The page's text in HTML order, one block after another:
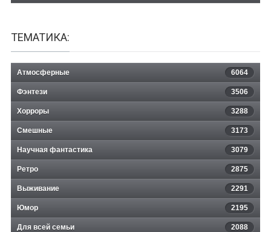
ТЕМАТИКА:
Атмосферные 6064
Фэнтези 3506
Хорроры 3288
Смешные 3173
Научная фантастика 3079
Ретро 2875
Выживание 2291
Юмор 2195
Для всей семьи 2088